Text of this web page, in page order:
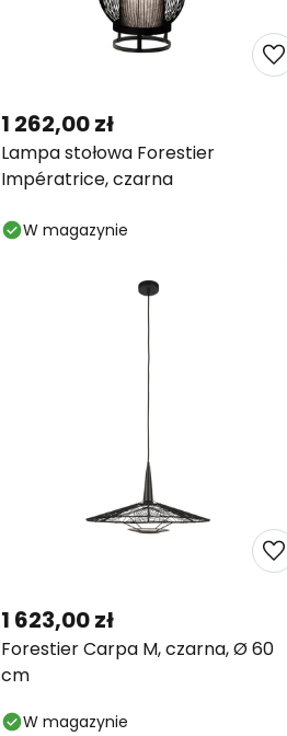
Lampa stołowa Forestier
Impératrice, czarna
1 262,00 zł
W magazynie
Forestier Carpa M, czarna, Ø 60
cm
1 623,00 zł
W magazynie